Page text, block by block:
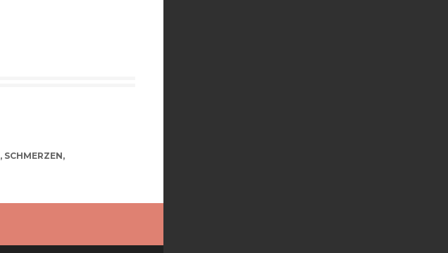
, SCHMERZEN,